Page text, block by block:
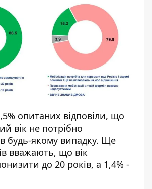
опитаних відповіли, що
вік не потрібно
будь-якому випадку. Ще
вважають, що вік
до 20 років, а 1,4% -